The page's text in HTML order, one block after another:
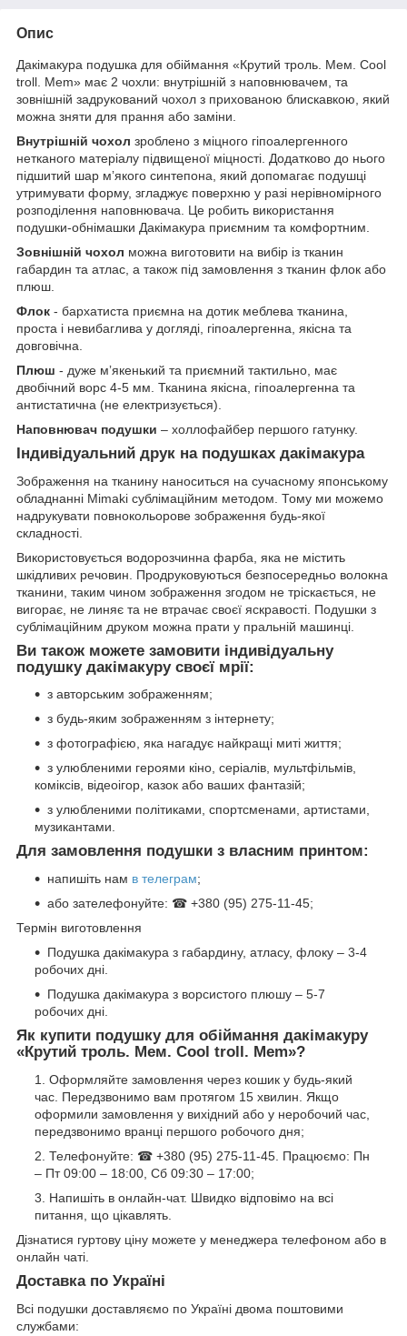
Опис
Дакімакура подушка для обіймання «Крутий троль. Мем. Cool
troll. Mem» має 2 чохли: внутрішній з наповнювачем, та
зовнішній задрукований чохол з прихованою блискавкою, який
можна зняти для прання або заміни.
Внутрішній чохол зроблено з міцного гіпоалергенного
нетканого матеріалу підвищеної міцності. Додатково до нього
підшитий шар мʼякого синтепона, який допомагає подушці
утримувати форму, згладжує поверхню у разі нерівномірного
розподілення наповнювача. Це робить використання
подушки-обнімашки Дакімакура приємним та комфортним.
Зовнішній чохол можна виготовити на вибір із тканин
габардин та атлас, а також під замовлення з тканин флок або
плюш.
Флок - бархатиста приємна на дотик меблева тканина,
проста і невибаглива у догляді, гіпоалергенна, якісна та
довговічна.
Плюш - дуже мʼякенький та приємний тактильно, має
двобічний ворс 4-5 мм. Тканина якісна, гіпоалергенна та
антистатична (не електризується).
Наповнювач подушки – холлофайбер першого гатунку.
Індивідуальний друк на подушках дакімакура
Зображення на тканину наноситься на сучасному японському
обладнанні Mimaki сублімаційним методом. Тому ми можемо
надрукувати повнокольорове зображення будь-якої
складності.
Використовується водорозчинна фарба, яка не містить
шкідливих речовин. Продруковуються безпосередньо волокна
тканини, таким чином зображення згодом не тріскається, не
вигорає, не линяє та не втрачає своєї яскравості. Подушки з
сублімаційним друком можна прати у пральній машинці.
Ви також можете замовити індивідуальну
подушку дакімакуру своєї мрії:
з авторським зображенням;
з будь-яким зображенням з інтернету;
з фотографією, яка нагадує найкращі миті життя;
з улюбленими героями кіно, серіалів, мультфільмів,
коміксів, відеоігор, казок або ваших фантазій;
з улюбленими політиками, спортсменами, артистами,
музикантами.
Для замовлення подушки з власним принтом:
напишіть нам в телеграм;
або зателефонуйте: ☎ +380 (95) 275-11-45;
Термін виготовлення
Подушка дакімакура з габардину, атласу, флоку – 3-4
робочих дні.
Подушка дакімакура з ворсистого плюшу – 5-7
робочих дні.
Як купити подушку для обіймання дакімакуру
«Крутий троль. Мем. Cool troll. Mem»?
Оформляйте замовлення через кошик у будь-який
час. Передзвонимо вам протягом 15 хвилин. Якщо
оформили замовлення у вихідний або у неробочий час,
передзвонимо вранці першого робочого дня;
Телефонуйте: ☎ +380 (95) 275-11-45. Працюємо: Пн
– Пт 09:00 – 18:00, Сб 09:30 – 17:00;
Напишіть в онлайн-чат. Швидко відповімо на всі
питання, що цікавлять.
Дізнатися гуртову ціну можете у менеджера телефоном або в
онлайн чаті.
Доставка по Україні
Всі подушки доставляємо по Україні двома поштовими
службами: